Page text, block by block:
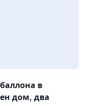
в
дом, два